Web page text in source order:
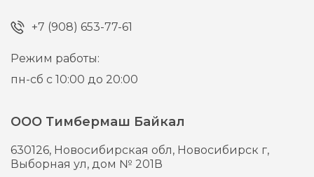
+7 (908) 653-77-61
Режим работы:
пн-сб с 10:00 до 20:00
ООО Тимбермаш Байкал
630126, Новосибирская обл, Новосибирск г,
Выборная ул, дом № 201В